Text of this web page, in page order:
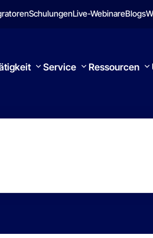
SchulungenLive-WebinareBlogs
Service Ressourcen